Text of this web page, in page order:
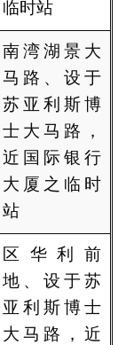
临时站
南湾湖景大
马路、设于
苏亚利斯博
士大马路，
近国际银行
大厦之临时
站
区华利前
地、设于苏
亚利斯博士
大马路，近